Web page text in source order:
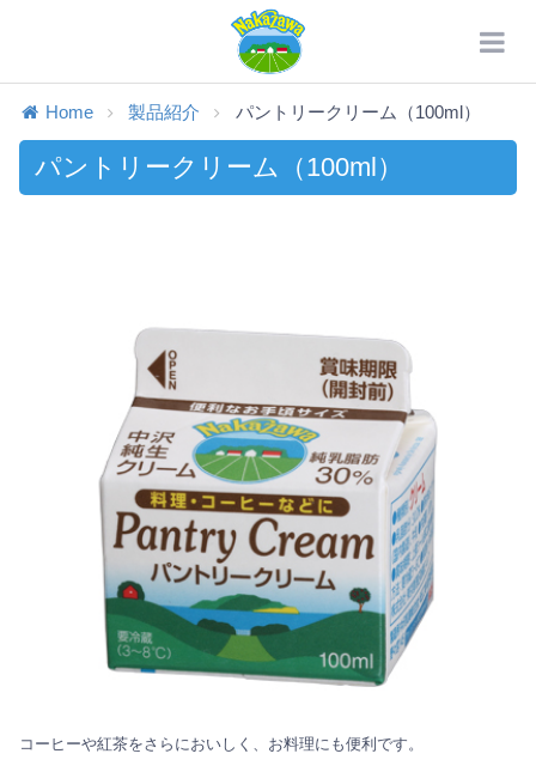
Home 製品紹介 パントリークリーム（100ml）
パントリークリーム（100ml）
コーヒーや紅茶をさらにおいしく、お料理にも便利です。